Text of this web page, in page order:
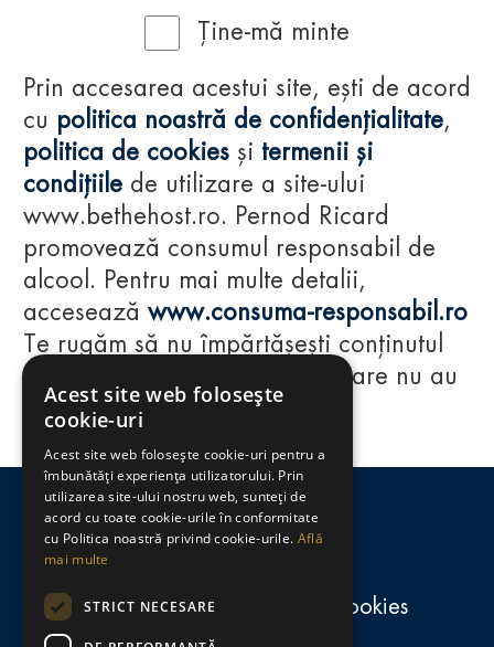
Regulamente
consumă-responsabil.ro
Politica de confidențialitate și cookies
Ține-mă minte
Prin accesarea acestui site, ești de acord
cu politica noastră de confidențialitate,
politica de cookies și termenii și
condițiile de utilizare a site-ului
www.bethehost.ro. Pernod Ricard
promovează consumul responsabil de
alcool. Pentru mai multe detalii,
accesează www.consuma-responsabil.ro
Te rugăm să nu împărtășești conținutul
acestui website cu persoane care nu au
împlinit vârsta de 18 ani.
Acest site web folosește
cookie-uri
Acest site web folosește cookie-uri pentru a
îmbunătăți experiența utilizatorului. Prin
utilizarea site-ului nostru web, sunteți de
acord cu toate cookie-urile în conformitate
cu Politica noastră privind cookie-urile. Află
mai multe
STRICT NECESARE